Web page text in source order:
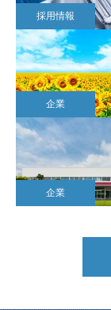
採用情報
企業
企業